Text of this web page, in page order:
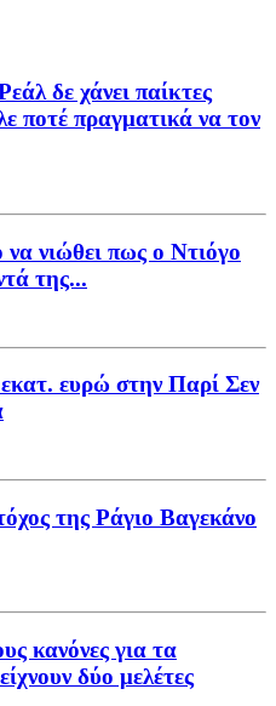
δε χάνει παίκτες
ποτέ πραγματικά να τον
νιώθει πως ο Ντιόγο
της...
ευρώ στην Παρί Σεν
της Ράγιο Βαγεκάνο
κανόνες για τα
δύο μελέτες